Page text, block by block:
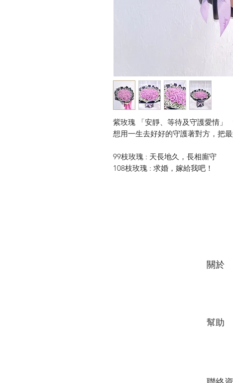
紫玫瑰 「安靜、等待及守護愛情」
想用一生去好好的守護著對方，把最
99枝玫瑰 : 天長地久，長相廝守
108枝玫瑰 : 求婚，嫁給我吧！
關於
幫助